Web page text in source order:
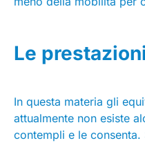
Le
In questa materia gli
attualmente non esiste
contempli e le